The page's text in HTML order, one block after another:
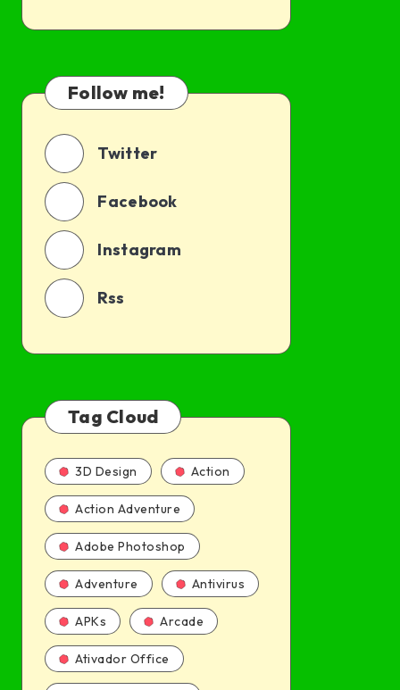
PT-
BR
Follow me!
Twitter
Facebook
Instagram
Rss
Tag Cloud
3D Design Action
Action Adventure
Adobe Photoshop
Adventure Antivirus
APKs Arcade
Ativador Office